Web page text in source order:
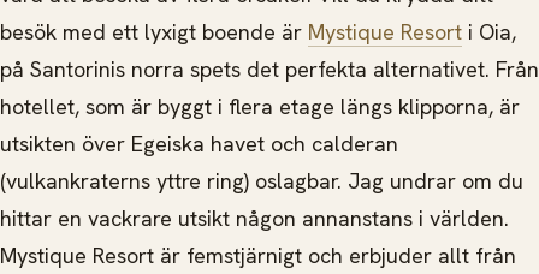
besök med ett lyxigt boende är Mystique Resort i Oia,
på Santorinis norra spets det perfekta alternativet. Från
hotellet, som är byggt i flera etage längs klipporna, är
utsikten över Egeiska havet och calderan
(vulkankraterns yttre ring) oslagbar. Jag undrar om du
hittar en vackrare utsikt någon annanstans i världen.
Mystique Resort är femstjärnigt och erbjuder allt från